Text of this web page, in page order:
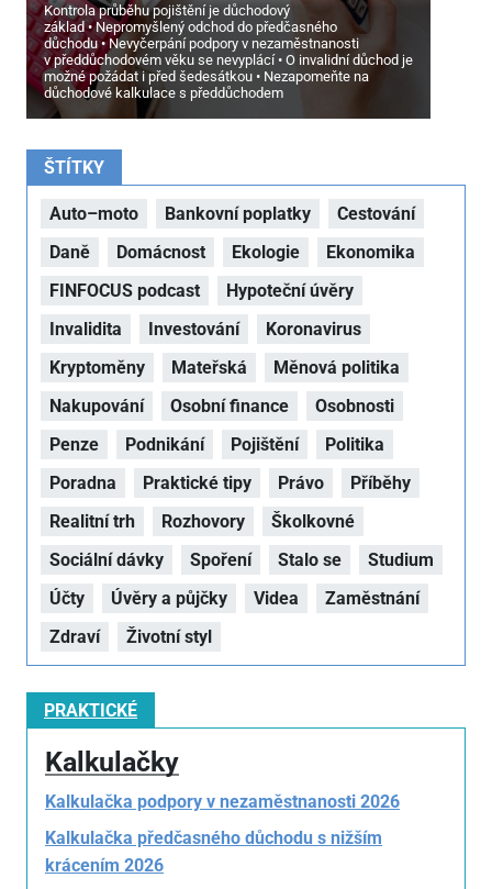
Kontrola průběhu pojištění je důchodový
základ
Nepromyšlený odchod do předčasného
důchodu
Nevyčerpání podpory v nezaměstnanosti
v předdůchodovém věku se nevyplácí
O invalidní důchod je
možné požádat i před šedesátkou
Nezapomeňte na
důchodové kalkulace s předdůchodem
ŠTÍTKY
Auto–moto Bankovní poplatky
Cestování
Daně
Domácnost Ekologie
Ekonomika
FINFOCUS podcast
Hypoteční úvěry
Invalidita
Investování
Koronavirus
Kryptoměny
Mateřská
Měnová politika
Nakupování
Osobní finance
Osobnosti
Penze
Podnikání Pojištění
Politika
Poradna
Praktické tipy Právo
Příběhy
Realitní trh
Rozhovory
Školkovné
Sociální dávky
Spoření Stalo se
Studium
Účty
Úvěry a půjčky Videa
Zaměstnání
Zdraví
Životní styl
PRAKTICKÉ
Kalkulačky
Kalkulačka podpory v nezaměstnanosti 2026
Kalkulačka předčasného důchodu s nižším
krácením 2026